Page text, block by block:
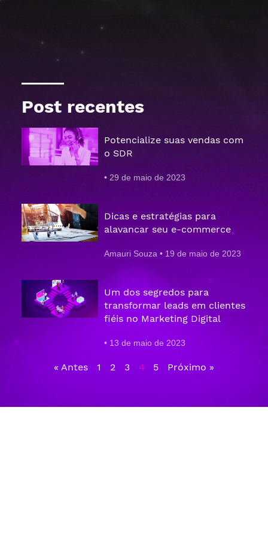
Post recentes
Potencialize suas vendas com
o SDR
29 de maio de 2023
Dicas e estratégias para
alavancar seu e-commerce
Amauri Souza 19 de maio de 2023
Um dos segredos para
transformar leads em clientes
fiéis no Marketing Digital
13 de maio de 2023
« Antes 1 2 3 4 5 Próximo »